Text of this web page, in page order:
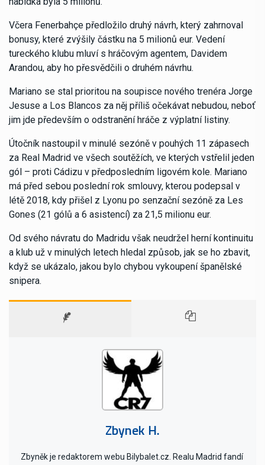
Včera Fenerbahçe předložilo druhý návrh, který zahrnoval
bonusy, které zvýšily částku na 5 milionů eur. Vedení
tureckého klubu mluví s hráčovým agentem, Davidem
Arandou, aby ho přesvědčili o druhém návrhu.
Mariano se stal prioritou na soupisce nového trenéra Jorge
Jesuse a Los Blancos za něj příliš očekávat nebudou, neboť
jim jde především o odstranění hráče z výplatní listiny.
Útočník nastoupil v minulé sezóně v pouhých 11 zápasech
za Real Madrid ve všech soutěžích, ve kterých vstřelil jeden
gól – proti Cádizu v předposledním ligovém kole. Mariano
má před sebou poslední rok smlouvy, kterou podepsal v
létě 2018, kdy přišel z Lyonu po senzační sezóně za Les
Gones (21 gólů a 6 asistencí) za 21,5 milionu eur.
Od svého návratu do Madridu však neudržel herní kontinuitu
a klub už v minulých letech hledal způsob, jak se ho zbavit,
když se ukázalo, jakou bylo chybou vykoupení španělské
snipera.
Zbynek H.
Zbyněk je redaktorem webu Bilybalet.cz. Realu Madrid fandí